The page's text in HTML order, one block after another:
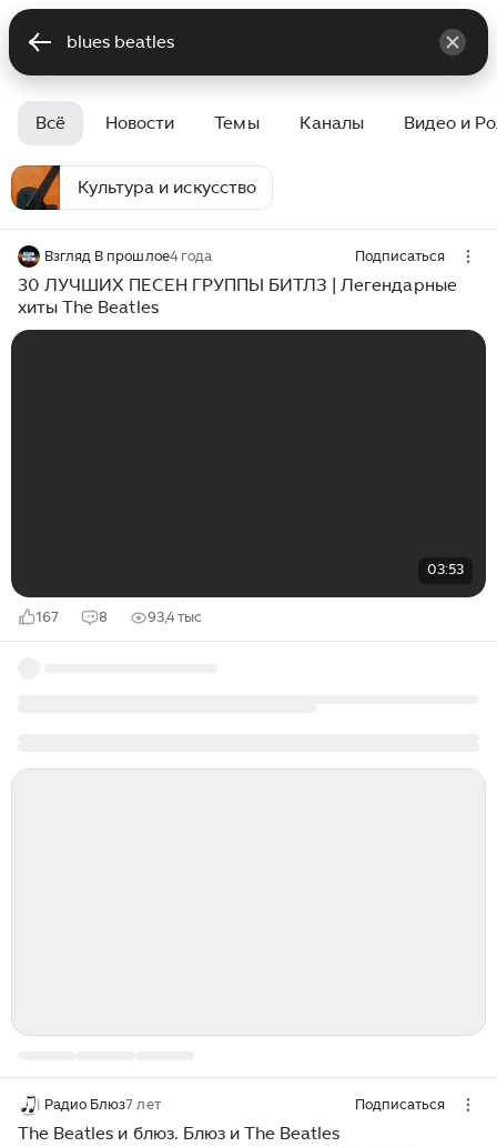
Всё Новости Темы Каналы Видео и
Культура и искусство
Взгляд В прошлое4 года Подписаться
30 ЛУЧШИХ ПЕСЕН ГРУППЫ БИТЛЗ | Легендарные
хиты The Beatles
03:53
167 8 93,4 тыс
Радио Блюз7 лет Подписаться
The Beatles и блюз. Блюз и The Beatles